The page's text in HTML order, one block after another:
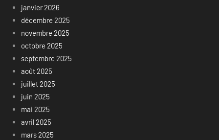
janvier 2026
décembre 2025
novembre 2025
octobre 2025
septembre 2025
août 2025
juillet 2025
juin 2025
mai 2025
avril 2025
mars 2025